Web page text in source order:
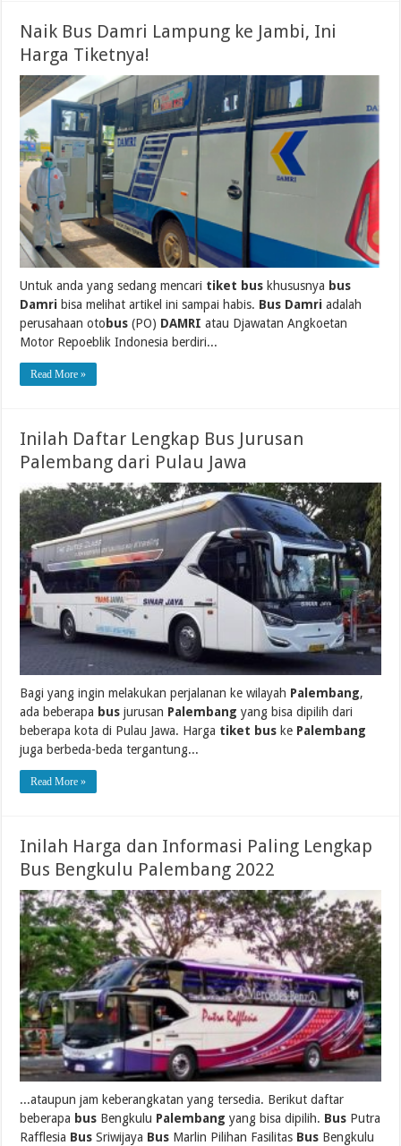
Naik Bus Damri Lampung ke Jambi, Ini
Harga Tiketnya!
Untuk anda yang sedang mencari tiket bus khususnya bus
Damri bisa melihat artikel ini sampai habis. Bus Damri adalah
perusahaan oto bus (PO) DAMRI atau Djawatan Angkoetan
Motor Repoeblik Indonesia berdiri...
Read More »
Inilah Daftar Lengkap Bus Jurusan
Palembang dari Pulau Jawa
Bagi yang ingin melakukan perjalanan ke wilayah Palembang,
ada beberapa bus jurusan Palembang yang bisa dipilih dari
beberapa kota di Pulau Jawa. Harga tiket bus ke Palembang
juga berbeda-beda tergantung...
Read More »
Inilah Harga dan Informasi Paling Lengkap
Bus Bengkulu Palembang 2022
...ataupun jam keberangkatan yang tersedia. Berikut daftar
beberapa bus Bengkulu Palembang yang bisa dipilih. Bus Putra
Rafflesia Bus Sriwijaya Bus Marlin Pilihan Fasilitas Bus Bengkulu